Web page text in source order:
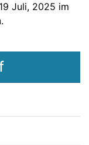
Juli, 2025 im